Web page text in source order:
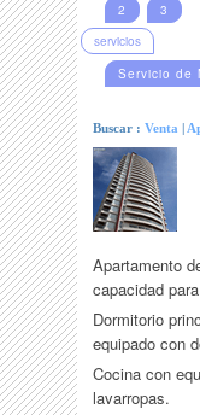
2
3
servicios
Servicio de
Buscar :Venta |
Apartamento
capacidad
Dormitorio
equipado con
Cocina con
lavarropas.